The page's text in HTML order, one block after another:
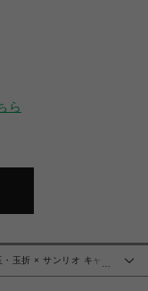
ら
玉折 × サンリオ キャラ